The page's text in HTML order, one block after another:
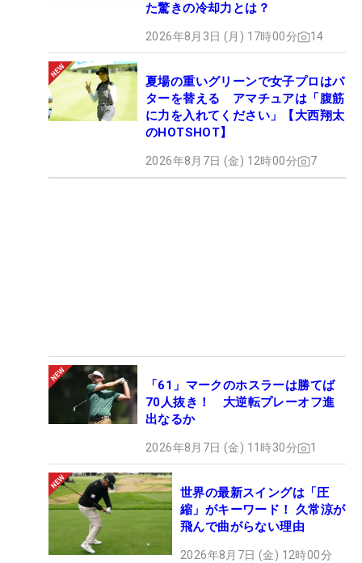
た驚きの冷却力とは？
2026年8月3日 (月) 17時00分 14
夏場の重いグリーンで女子プロはパ
ターを替える アマチュアは「腹筋
に力を入れてください」【大西翔太
のHOTSHOT】
2026年8月7日 (金) 12時00分 7
「61」マークのホスラーは勝てば
70人抜き！ 大逆転プレーオフ進
出なるか
2026年8月7日 (金) 11時30分 1
世界の最新スイングは「圧
縮」がキーワード！ 久常涼が
飛んで曲がらない理由
2026年8月7日 (金) 12時00分